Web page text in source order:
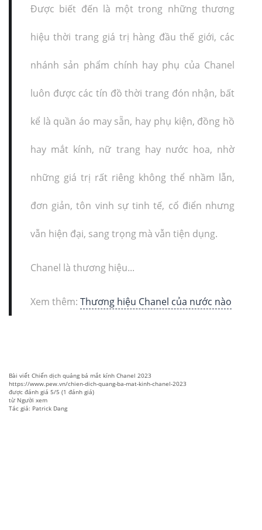
Được biết đến là một trong những thương
hiệu thời trang giá trị hàng đầu thế giới, các
nhánh sản phẩm chính hay phụ của Chanel
luôn được các tín đồ thời trang đón nhận, bất
kể là quần áo may sẵn, hay phụ kiện, đồng hồ
hay mắt kính, nữ trang hay nước hoa, nhờ
những giá trị rất riêng không thể nhầm lẫn,
đơn giản, tôn vinh sự tinh tế, cổ điển nhưng
vẫn hiện đại, sang trọng mà vẫn tiện dụng.
Chanel là thương hiệu...
Xem thêm: Thương hiệu Chanel của nước nào
Bài viết Chiến dịch quảng bá mắt kính Chanel 2023
https://www.pew.vn/chien-dich-quang-ba-mat-kinh-chanel-2023
được đánh giá 5/5 (1 đánh giá)
từ Người xem
Tác giả: Patrick Dang